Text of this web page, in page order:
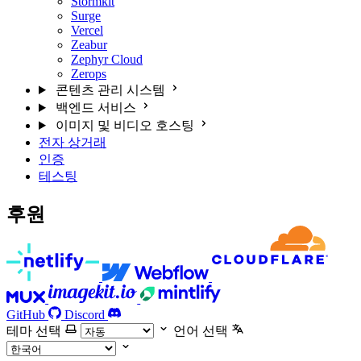
Surge
Vercel
Zeabur
Zephyr Cloud
Zerops
콘텐츠 관리 시스템
백엔드 서비스
이미지 및 비디오 호스팅
전자 상거래
인증
테스팅
후원
GitHub
Discord
테마 선택
언어 선택